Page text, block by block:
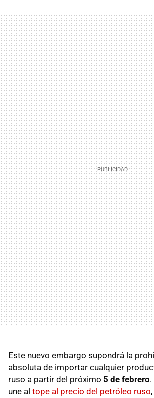
Este nuevo embargo supondrá la
absoluta de importar cualquier
ruso a partir del próximo 5 de febrero
une al tope al precio del petróleo ruso